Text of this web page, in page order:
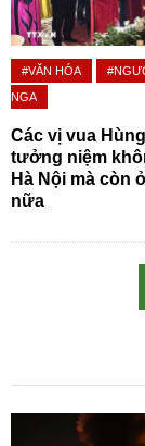
#VĂN HÓA
NGA
Các vị vua
tưởng niệm
Hà Nội mà còn
nữa